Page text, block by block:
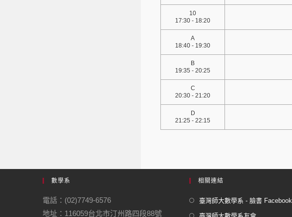
10
17:30 - 18:20
A
18:40 - 19:30
B
19:35 - 20:25
C
20:30 - 21:20
D
21:25 - 22:15
數學系
電話：(02)7749-6576
地址：116059台北市汀州路四段88號
相關連結
臺灣師大數學系 - 臉書 Facebook